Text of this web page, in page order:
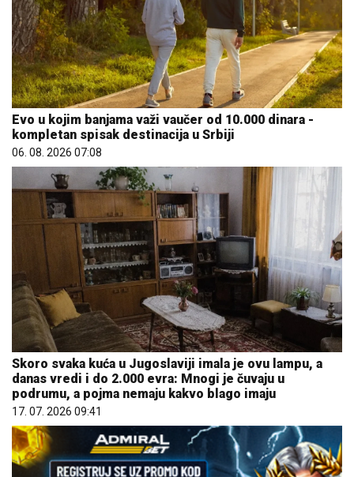
Evo u kojim banjama važi vaučer od 10.000 dinara -
kompletan spisak destinacija u Srbiji
06. 08. 2026 07:08
Skoro svaka kuća u Jugoslaviji imala je ovu lampu, a
danas vredi i do 2.000 evra: Mnogi je čuvaju u
podrumu, a pojma nemaju kakvo blago imaju
17. 07. 2026 09:41